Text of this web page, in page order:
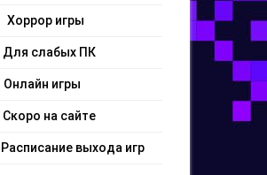
Хоррор игры
Для слабых ПК
Онлайн игры
Скоро на сайте
Расписание выхода игр